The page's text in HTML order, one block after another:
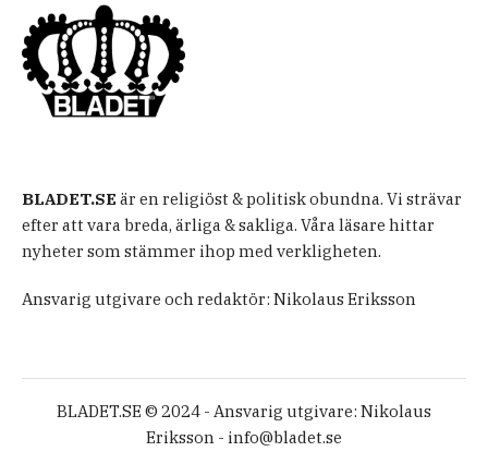
BLADET.SE är en religiöst & politisk obundna. Vi strävar
efter att vara breda, ärliga & sakliga. Våra läsare hittar
nyheter som stämmer ihop med verkligheten.
Ansvarig utgivare och redaktör: Nikolaus Eriksson
BLADET.SE © 2024 - Ansvarig utgivare: Nikolaus
Eriksson - info@bladet.se